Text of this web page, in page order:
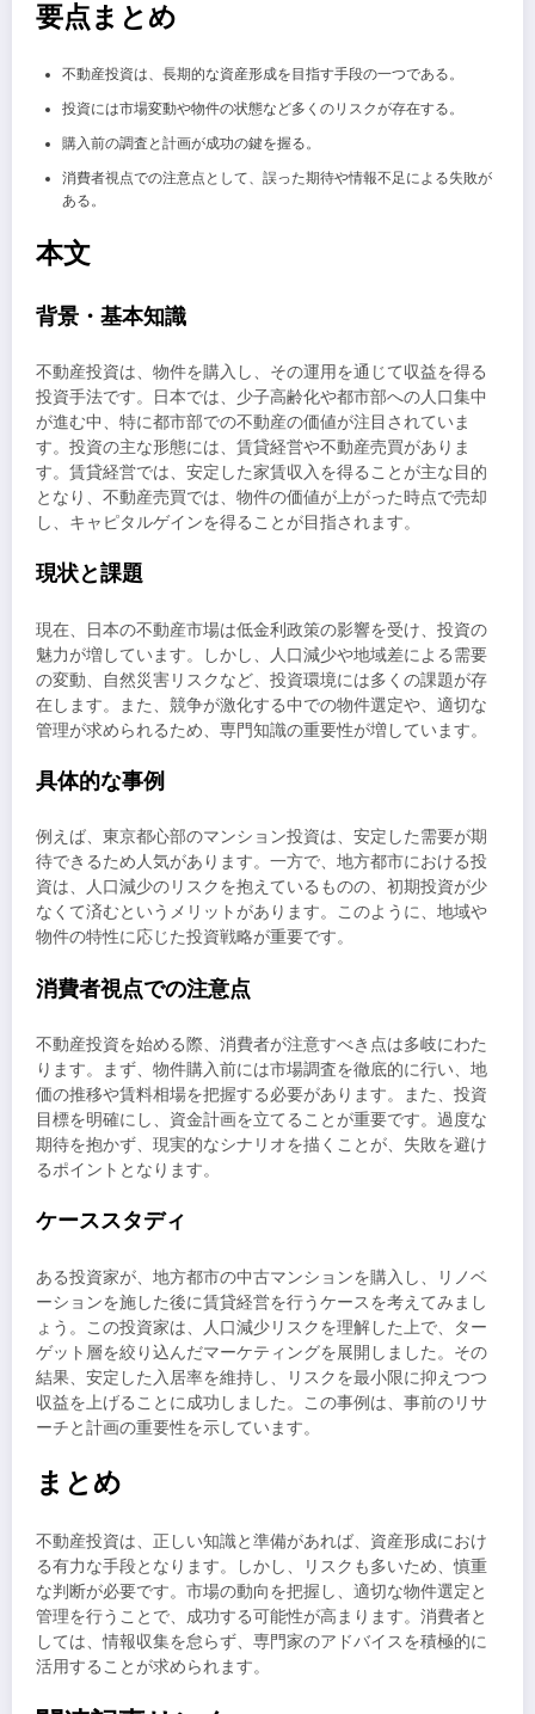
要点まとめ
不動産投資は、長期的な資産形成を目指す手段の一つである。
投資には市場変動や物件の状態など多くのリスクが存在する。
購入前の調査と計画が成功の鍵を握る。
消費者視点での注意点として、誤った期待や情報不足による失敗が
ある。
本文
背景・基本知識
不動産投資は、物件を購入し、その運用を通じて収益を得る
投資手法です。日本では、少子高齢化や都市部への人口集中
が進む中、特に都市部での不動産の価値が注目されていま
す。投資の主な形態には、賃貸経営や不動産売買がありま
す。賃貸経営では、安定した家賃収入を得ることが主な目的
となり、不動産売買では、物件の価値が上がった時点で売却
し、キャピタルゲインを得ることが目指されます。
現状と課題
現在、日本の不動産市場は低金利政策の影響を受け、投資の
魅力が増しています。しかし、人口減少や地域差による需要
の変動、自然災害リスクなど、投資環境には多くの課題が存
在します。また、競争が激化する中での物件選定や、適切な
管理が求められるため、専門知識の重要性が増しています。
具体的な事例
例えば、東京都心部のマンション投資は、安定した需要が期
待できるため人気があります。一方で、地方都市における投
資は、人口減少のリスクを抱えているものの、初期投資が少
なくて済むというメリットがあります。このように、地域や
物件の特性に応じた投資戦略が重要です。
消費者視点での注意点
不動産投資を始める際、消費者が注意すべき点は多岐にわた
ります。まず、物件購入前には市場調査を徹底的に行い、地
価の推移や賃料相場を把握する必要があります。また、投資
目標を明確にし、資金計画を立てることが重要です。過度な
期待を抱かず、現実的なシナリオを描くことが、失敗を避け
るポイントとなります。
ケーススタディ
ある投資家が、地方都市の中古マンションを購入し、リノベ
ーションを施した後に賃貸経営を行うケースを考えてみまし
ょう。この投資家は、人口減少リスクを理解した上で、ター
ゲット層を絞り込んだマーケティングを展開しました。その
結果、安定した入居率を維持し、リスクを最小限に抑えつつ
収益を上げることに成功しました。この事例は、事前のリサ
ーチと計画の重要性を示しています。
まとめ
不動産投資は、正しい知識と準備があれば、資産形成におけ
る有力な手段となります。しかし、リスクも多いため、慎重
な判断が必要です。市場の動向を把握し、適切な物件選定と
管理を行うことで、成功する可能性が高まります。消費者と
しては、情報収集を怠らず、専門家のアドバイスを積極的に
活用することが求められます。